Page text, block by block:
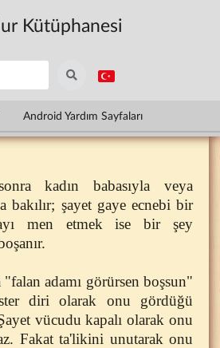
Kütüphanesi
Android Yardım Sayfaları
kadın babasıyla veya
bakılır; şayet gaye ecnebi bir
men etmek ise bir şey
"falan adamı görürsen boşsun"
diri olarak onu gördüğü
vücudu kapalı olarak onu
Fakat ta'likini unutarak onu